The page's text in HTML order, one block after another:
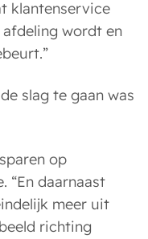
klantenservice
wordt en
slag te gaan was
op
“En daarnaast
meer uit
richting